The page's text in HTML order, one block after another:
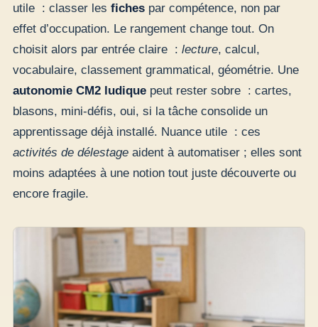
utile : classer les fiches par compétence, non par
effet d’occupation. Le rangement change tout. On
choisit alors par entrée claire : lecture, calcul,
vocabulaire, classement grammatical, géométrie. Une
autonomie CM2 ludique peut rester sobre : cartes,
blasons, mini-défis, oui, si la tâche consolide un
apprentissage déjà installé. Nuance utile : ces
activités de délestage aident à automatiser ; elles sont
moins adaptées à une notion tout juste découverte ou
encore fragile.